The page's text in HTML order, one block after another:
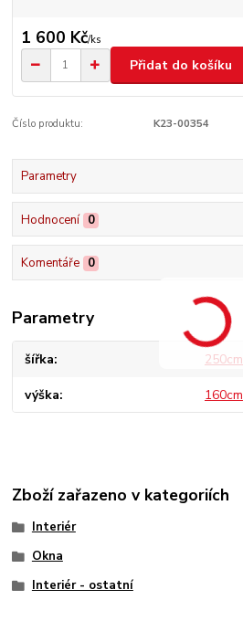
1 600 Kč/ks
Přidat do košíku
Číslo produktu: K23-00354
Parametry
Hodnocení 0
Komentáře 0
Parametry
šířka 250cm
výška 160cm
Zboží zařazeno v kategoriích
Interiér
Okna
Interiér - ostatní